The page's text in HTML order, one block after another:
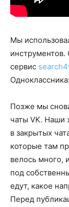
Мы
сервис
Позже мы
чаты VK. Наши
в закрытых
которые там
велось много,
под
едут, какое
Перед